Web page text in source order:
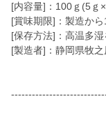
[内容量]：100ｇ(5ｇ
[賞味期限]：製造か
[保存方法]：高温多湿
[製造者]：静岡県牧